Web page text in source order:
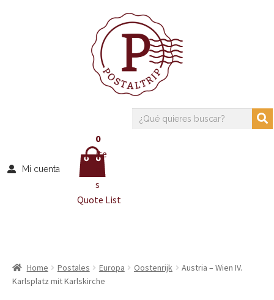
Mi cuenta
0
ite
s
Quote List
Home Postales Europa Oostenrijk
Austria – Wien IV.
Karlsplatz mit Karlskirche